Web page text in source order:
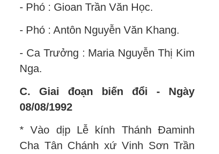
- Phó : Gioan Trần Văn Học.
- Phó : Antôn Nguyễn Văn Khang.
- Ca Trưởng : Maria Nguyễn Thị Kim
Nga.
C. Giai đoạn biến đổi - Ngày
08/08/1992
* Vào dịp Lễ kính Thánh Đaminh
Cha Tân Chánh xứ Vinh Sơn Trần